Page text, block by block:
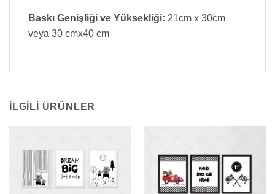
Baskı Genişliği ve Yüksekliği: 21cm x 30cm
veya 30 cmx40 cm
İLGILI ÜRÜNLER